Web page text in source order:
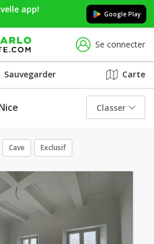
app! Google Play
Se connecter
Sauvegarder Carte
Classer
Cave Exclusif